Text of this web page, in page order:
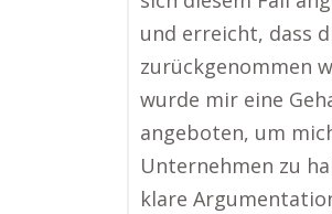
und erreicht, dass
zurückgenommen
wurde mir eine
angeboten, um
Unternehmen zu
klare